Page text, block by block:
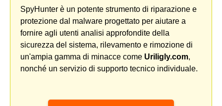
SpyHunter è un potente strumento di riparazione e
protezione dal malware progettato per aiutare a
fornire agli utenti analisi approfondite della
sicurezza del sistema, rilevamento e rimozione di
un'ampia gamma di minacce come Uriligly.com,
nonché un servizio di supporto tecnico individuale.